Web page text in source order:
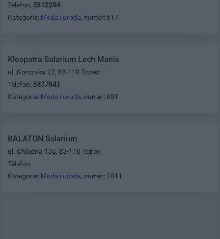
Telefon: 5312294
Kategoria: Moda i uroda, numer: 617
Kleopatra Solarium Lech Mania
ul. Korczaka 27, 83-110 Tczew
Telefon: 5337841
Kategoria: Moda i uroda, numer: 691
BALATON Solarium
ul. Chłodna 13a, 83-110 Tczew
Telefon:
Kategoria: Moda i uroda, numer: 1011